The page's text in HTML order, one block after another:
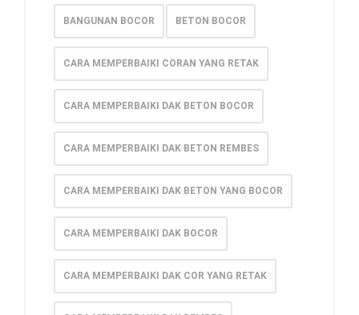
BANGUNAN BOCOR BETON BOCOR
CARA MEMPERBAIKI CORAN YANG RETAK
CARA MEMPERBAIKI DAK BETON BOCOR
CARA MEMPERBAIKI DAK BETON REMBES
CARA MEMPERBAIKI DAK BETON YANG BOCOR
CARA MEMPERBAIKI DAK BOCOR
CARA MEMPERBAIKI DAK COR YANG RETAK